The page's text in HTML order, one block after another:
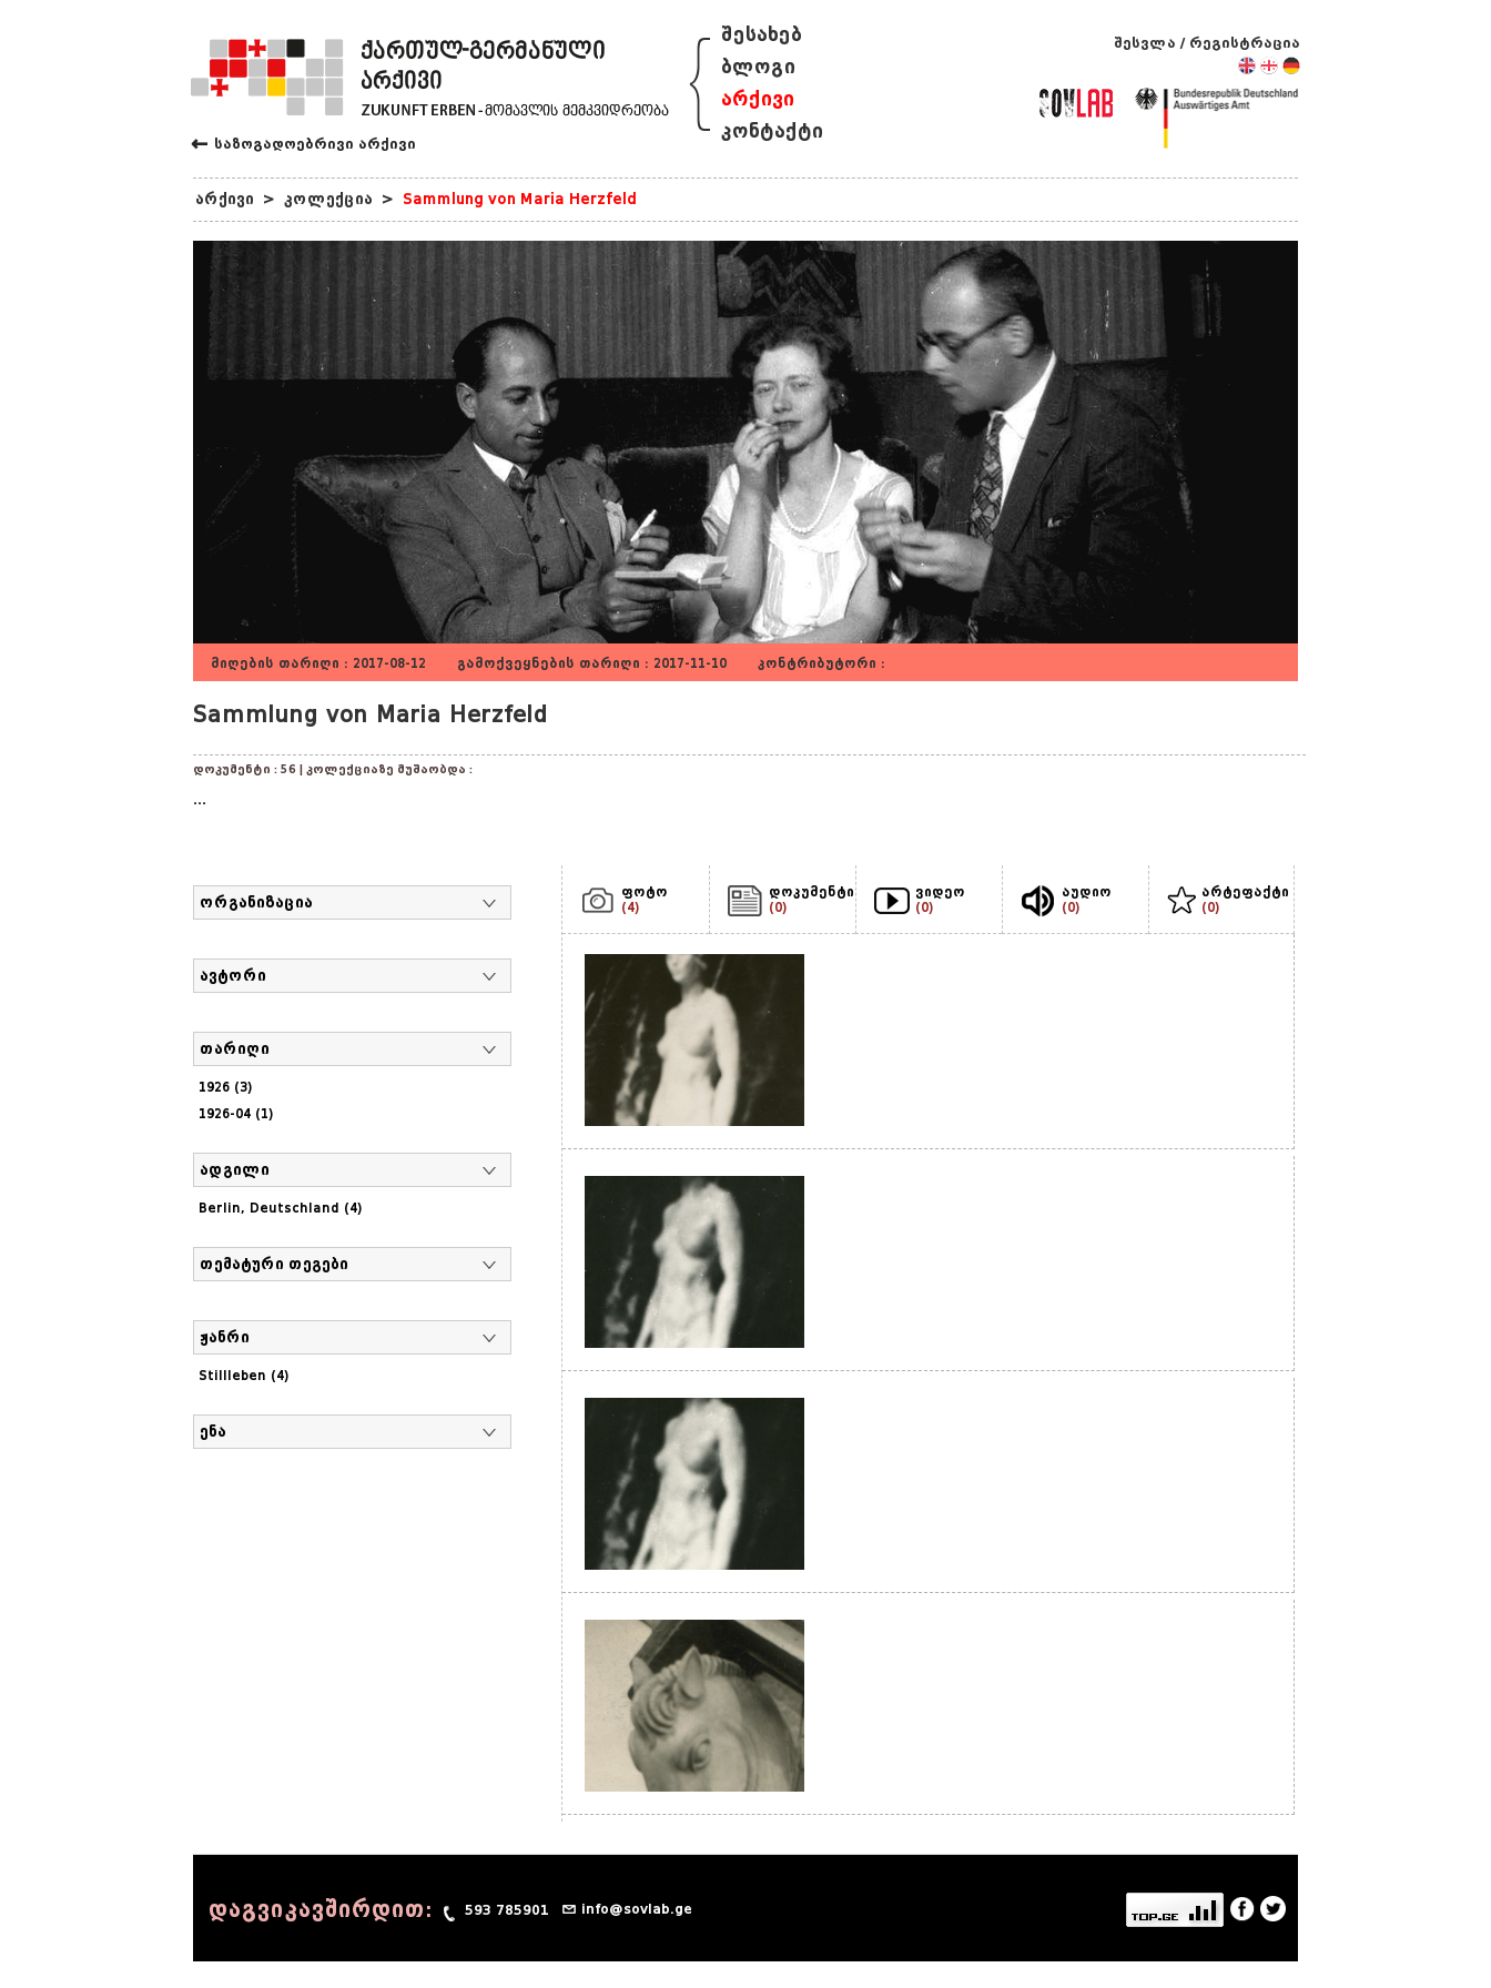
← საზოგადოებრივი არქივი
{ შესახებ
ბლოგი
არქივი
კონტაქტი
შესვლა / რეგისტრაცია
არქივი > კოლექცია > Sammlung von Maria Herzfeld
მიღების თარიღი : 2017-08-12 გამოქვეყნების თარიღი : 2017-11-10 კონტრიბუტორი :
Sammlung von Maria Herzfeld
დოკუმენტი : 56 | კოლექციაზე მუშაობდა :
...
ორგანიზაცია
ავტორი
თარიღი
1926 (3)
1926-04 (1)
ადგილი
Berlin, Deutschland (4)
თემატური თეგები
ჟანრი
Stillleben (4)
ენა
ფოტო
(4)
დოკუმენტი
(0)
ვიდეო
(0)
აუდიო
(0)
არტეფაქტი
(0)
დაგვიკავშირდით: 593 785901 info@sovlab.ge